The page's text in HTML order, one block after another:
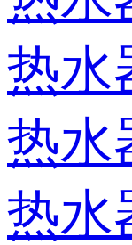
热水
热水
热水